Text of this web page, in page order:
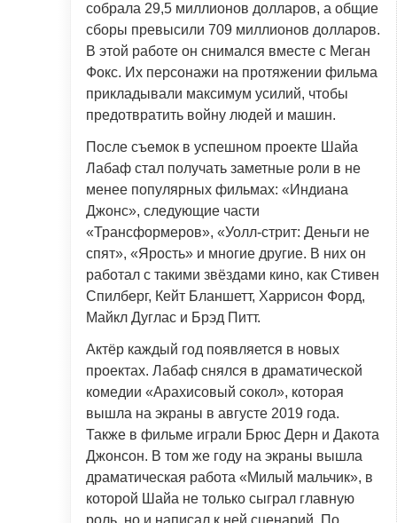
собрала 29,5 миллионов долларов, а общие
сборы превысили 709 миллионов долларов.
В этой работе он снимался вместе с Меган
Фокс. Их персонажи на протяжении фильма
прикладывали максимум усилий, чтобы
предотвратить войну людей и машин.
После съемок в успешном проекте Шайа
Лабаф стал получать заметные роли в не
менее популярных фильмах: «Индиана
Джонс», следующие части
«Трансформеров», «Уолл-стрит: Деньги не
спят», «Ярость» и многие другие. В них он
работал с такими звёздами кино, как Стивен
Спилберг, Кейт Бланшетт, Харрисон Форд,
Майкл Дуглас и Брэд Питт.
Актёр каждый год появляется в новых
проектах. Лабаф снялся в драматической
комедии «Арахисовый сокол», которая
вышла на экраны в августе 2019 года.
Также в фильме играли Брюс Дерн и Дакота
Джонсон. В том же году на экраны вышла
драматическая работа «Милый мальчик», в
которой Шайа не только сыграл главную
роль, но и написал к ней сценарий. По